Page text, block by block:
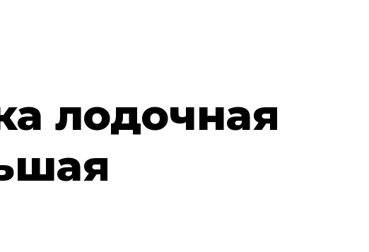
лодочная